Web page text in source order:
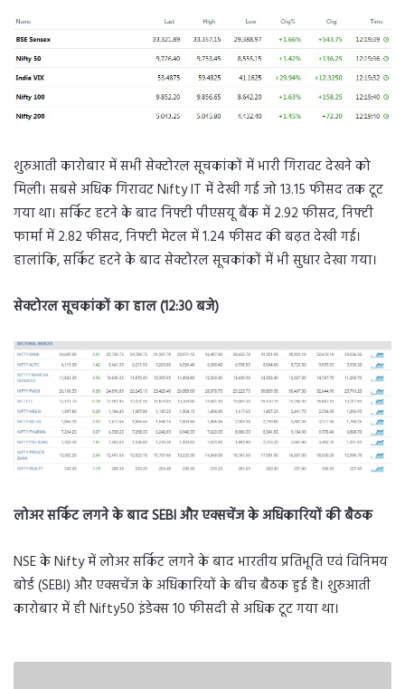
शुरुआती कारोबार में सभी सेक्‍टोरल सूचकांकों में भारी गिरावट देखने को
मिली। सबसे अधिक गिरावट Nifty IT में देखी गई जो 13.15 फीसद तक टूट
गया था। सर्किट हटने के बाद निफ्टी पीएसयू बैंक में 2.92 फीसद, निफ्टी
फार्मा में 2.82 फीसद, निफ्टी मेटल में 1.24 फीसद की बढ़त देखी गई।
हालांकि, सर्किट हटने के बाद सेक्‍टोरल सूचकांकों में भी सुधार देखा गया।
सेक्‍टोरल सूचकांकों का हाल(12:30 बजे)
लोअर सर्किट लगने के बाद SEBI और एक्‍सचेंज के अधिकारियों की बैठक
NSE के Nifty में लोअर सर्किट लगने के बाद भारतीय प्रतिभूति एवं विनिमय
बोर्ड (SEBI) और एक्‍सचेंज के अधिकारियों के बीच बैठक हुई है। शुरुआती
कारोबार में ही Nifty50 इंडेक्‍स 10 फीसदी से अधिक टूट गया था।